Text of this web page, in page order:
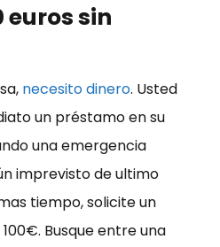
euros sin
necesito dinero. Usted
un préstamo en su
una emergencia
imprevisto de ultimo
tiempo, solicite un
Busque entre una